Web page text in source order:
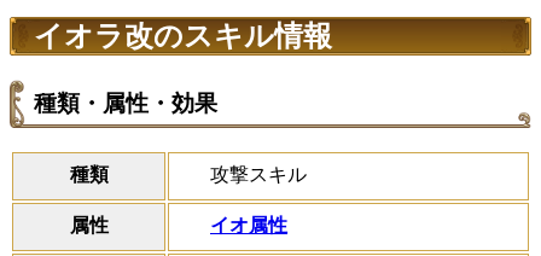
イオラ改のスキル情報
種類・属性・効果
種類 攻撃スキル
属性 イオ属性